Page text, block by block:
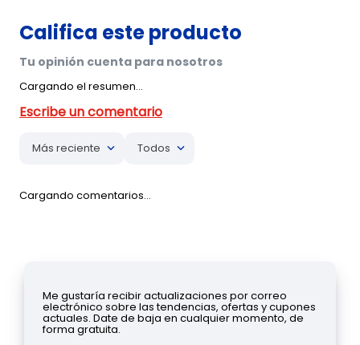
Cargando el resumen…
Más reciente Todos
Cargando comentarios…
Me gustaría recibir actualizaciones por correo
electrónico sobre las tendencias, ofertas y cupones
actuales. Date de baja en cualquier momento, de
forma gratuita.